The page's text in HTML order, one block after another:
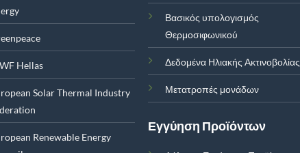
Hellas
Solar Thermal Industry
Renewable Energy
Βασικός υπολογισμός
Θερμοσιφωνικού
Δεδομένα Ηλιακής Ακτινοβολίας
Μετατροπές μονάδων
Εγγύηση Προϊόντων